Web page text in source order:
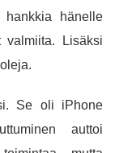
hänelle
Lisäksi
Se oli iPhone
auttoi